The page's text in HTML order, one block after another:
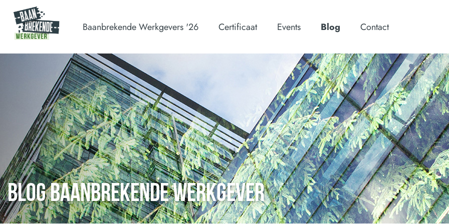
Baanbrekende Werkgevers '26 Certificaat Events Blog Contact
BLOG BAANBREKENDE WERKGEVER